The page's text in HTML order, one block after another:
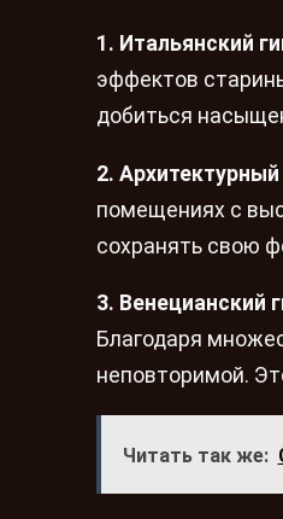
1. Итальянский
эффектов
добиться
2. Архитектурный
помещениях с
сохранять свою
3. Венецианский
Благодаря
неповторимой.
Читать так же: